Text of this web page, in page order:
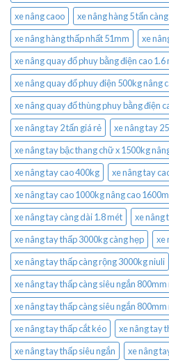
xe nâng caoo
xe nâng hàng 5 tấn
xe nâng hàng thấp nhất 51mm
xe
xe nâng quay đổ phuy bằng điện cao 1.6
xe nâng quay đổ phuy điện 500kg nâng
xe nâng quay đổ thùng phuy bằng điện
xe nâng tay 2 tấn giá rẻ
xe nâng tay
xe nâng tay bậc thang chữ x 1500kg
xe nâng tay cao 400kg
xe nâng tay
xe nâng tay cao 1000kg nâng cao
xe nâng tay càng dài 1.8 mét
xe nâng
xe nâng tay thấp 3000kg càng hẹp
xe
xe nâng tay thấp càng rộng 3000kg niuli
xe nâng tay thấp càng siêu ngắn 800mm
xe nâng tay thấp càng siêu ngắn 800mm
xe nâng tay thấp cắt kéo
xe nâng tay
xe nâng tay thấp siêu ngắn
xe nâng